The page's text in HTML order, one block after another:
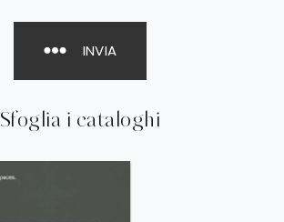
Sfoglia i cataloghi
INVIA